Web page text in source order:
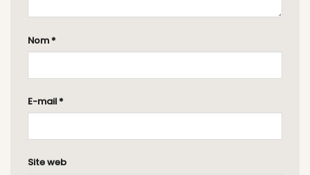
Nom *
E-mail *
Site web